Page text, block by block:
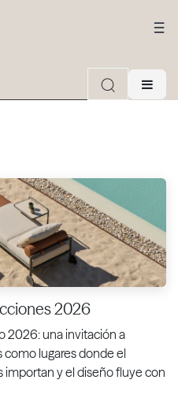
2026
2026: una invitación a
como lugares donde el
importan y el diseño fluye con